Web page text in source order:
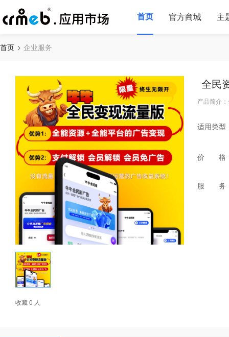
首页 官方商城 主
首页 企业服务
收藏 0 人
全民
产品简介
适用类型
价 格
服 务